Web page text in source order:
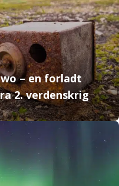
– en forladt
2. verdenskrig